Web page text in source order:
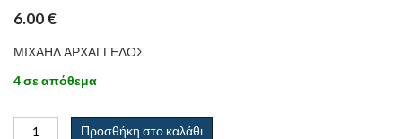
6.00€
ΜΙΧΑΗΛ ΑΡΧΑΓΓΕΛΟΣ
4 σε απόθεμα
Προσθήκη στο καλάθι